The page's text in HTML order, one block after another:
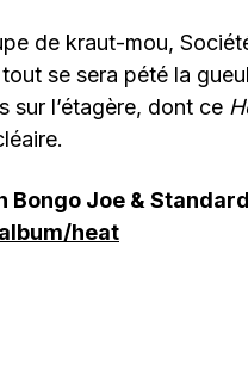
de kraut-mou,
se sera pété la
sur l’étagère, dont ce
Joe &
heat